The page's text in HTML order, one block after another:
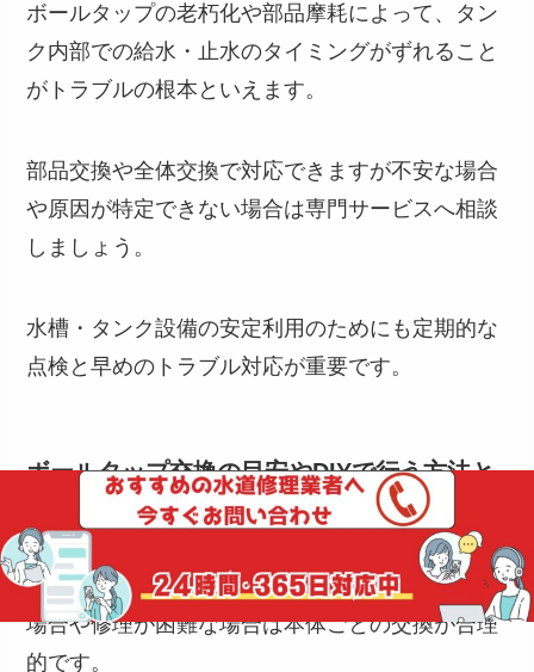
ボールタップの老朽化や部品摩耗によって、タン
ク内部での給水・止水のタイミングがずれること
がトラブルの根本といえます。
部品交換や全体交換で対応できますが不安な場合
や原因が特定できない場合は専門サービスへ相談
しましょう。
水槽・タンク設備の安定利用のためにも定期的な
点検と早めのトラブル対応が重要です。
ボールタップ交換の目安やDIYで行う方法と
ボールタップの部品は細かく、症状が分からない
場合や修理が困難な場合は本体ごとの交換が合理
的です。